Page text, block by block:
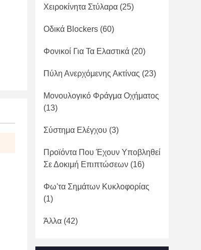
Χειροκίνητα Στύλαρα (25)
Οδικά Blockers (60)
Φονικοί Για Τα Ελαστικά (20)
Πύλη Ανερχόμενης Ακτίνας (23)
Μονουλογικό Φράγμα Οχήματος
(13)
Σύστημα Ελέγχου (3)
Προϊόντα Που Έχουν Υποβληθεί
Σε Δοκιμή Επιπτώσεων (16)
Φω'τα Σημάτων Κυκλοφορίας
(1)
Άλλα (42)